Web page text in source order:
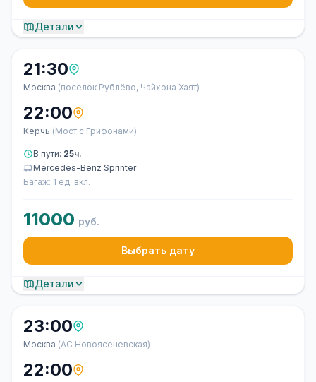
Детали
21:30
Москва (посёлок Рублёво, Чайхона Хаят)
22:00
Керчь (Мост с Грифонами)
В пути: 25ч.
Mercedes-Benz Sprinter
Багаж: 1 ед. вкл.
11000 руб.
Выбрать дату
Детали
23:00
Москва (АС Новоясеневская)
22:00